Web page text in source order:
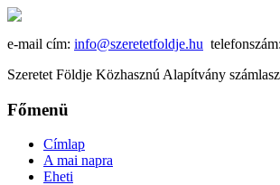
e-mail cím: info@szeretetfoldje.hu
Szeretet Földje Közhasznú Alapítvány
Főmenü
Címlap
A mai napra
Eheti